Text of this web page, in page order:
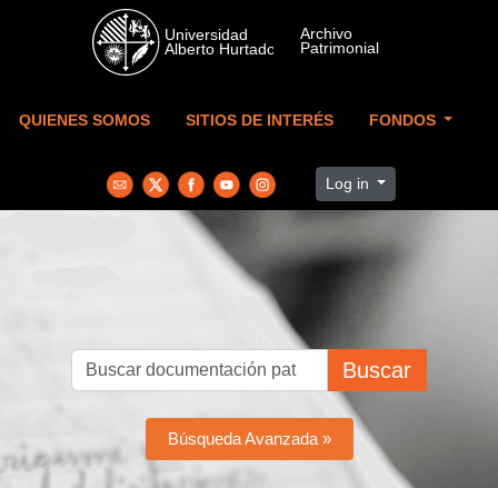
Skip to main content
QUIENES SOMOS SITIOS DE INTERÉS FONDOS
Log in
Buscar
Búsqueda Avanzada »